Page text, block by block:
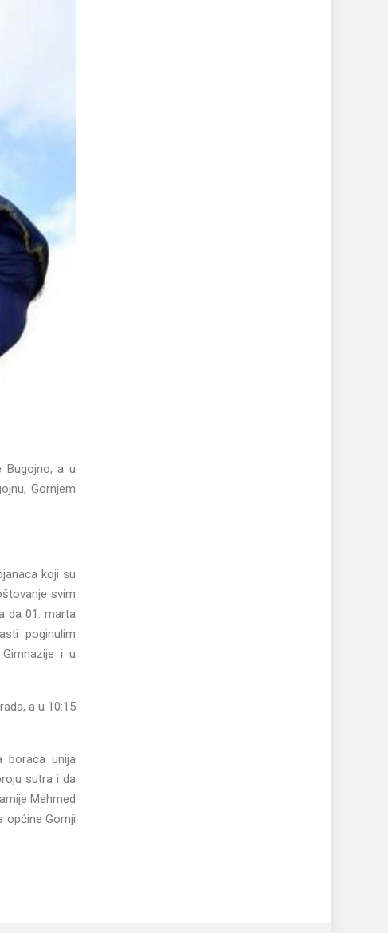
Bugojno, a u
Gornjem
koji su
svim
da 01. marta
poginulim
i u
a u 10:15
boraca unija
sutra i da
Mehmed
općine Gornji